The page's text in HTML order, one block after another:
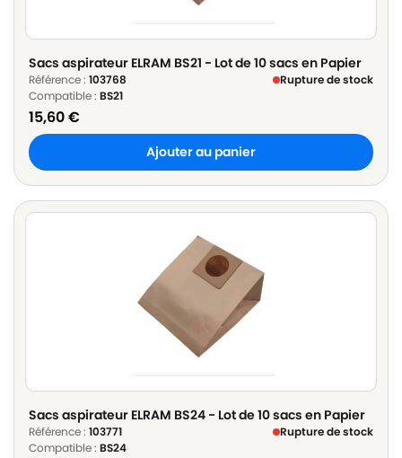
Sacs aspirateur ELRAM BS21 - Lot de 10 sacs en Papier
Référence : 103768
Rupture de stock
Compatible : BS21
15,60€
Ajouter au panier
Sacs aspirateur ELRAM BS24 - Lot de 10 sacs en Papier
Référence : 103771
Rupture de stock
Compatible : BS24